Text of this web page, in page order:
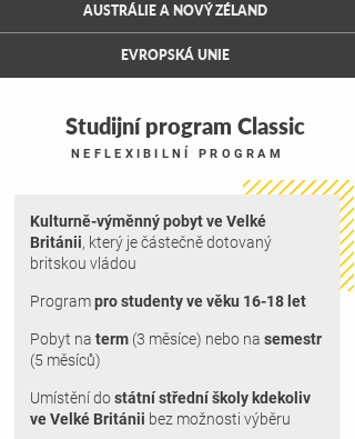
AUSTRÁLIE A NOVÝ ZÉLAND
EVROPSKÁ UNIE
Studijní program Classic
NEFLEXIBILNÍ PROGRAM
Kulturně-výměnný pobyt ve Velké
Británii, který je částečně dotovaný
britskou vládou
Programpro studenty ve věku 16-18 let
Pobyt na term (3 měsíce) nebo na semestr
(5 měsíců)
Umístění dostátní střední školy kdekoliv
ve Velké Británii bez možnosti výběru